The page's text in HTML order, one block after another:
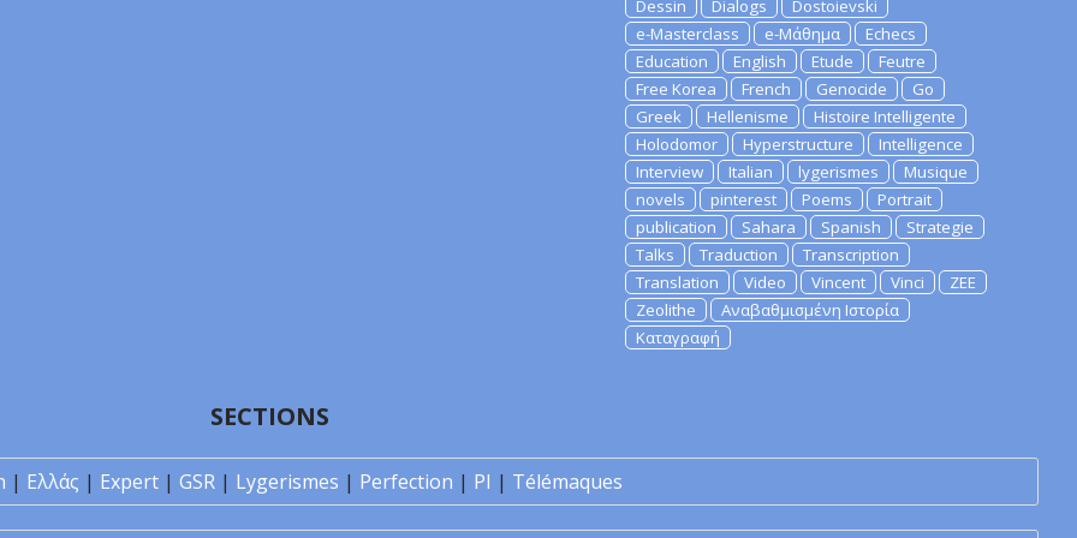
Dessin
Dialogs
Dostoievski
e-Masterclass
e-Μάθημα
Echecs
Education
English Etude
Feutre
Free Korea
French Genocide
Go
Greek
Hellenisme
Histoire Intelligente
Holodomor
Hyperstructure
Intelligence
Interview
Italian lygerismes
Musique
novels
pinterest Poems
Portrait
publication
Sahara Spanish
Strategie
Talks
Traduction
Transcription
Translation
Video Vincent Vinci
ZEE
Zeolithe
Αναβαθμισμένη Ιστορία
Καταγραφή
SECTIONS
| Ελλάς | Expert | GSR | Lygerismes | Perfection | PI | Télémaques